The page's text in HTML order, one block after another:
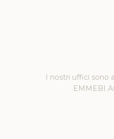
I nostri uffici sono
EMMEBI